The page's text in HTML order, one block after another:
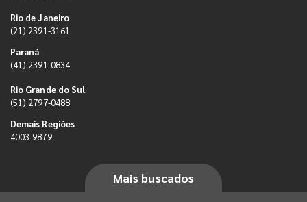
Rio de Janeiro
(21) 2391-3161
Paraná
(41) 2391-0834
Rio Grande do Sul
(51) 2797-0488
Demais Regiões
4003-9879
Mais buscados